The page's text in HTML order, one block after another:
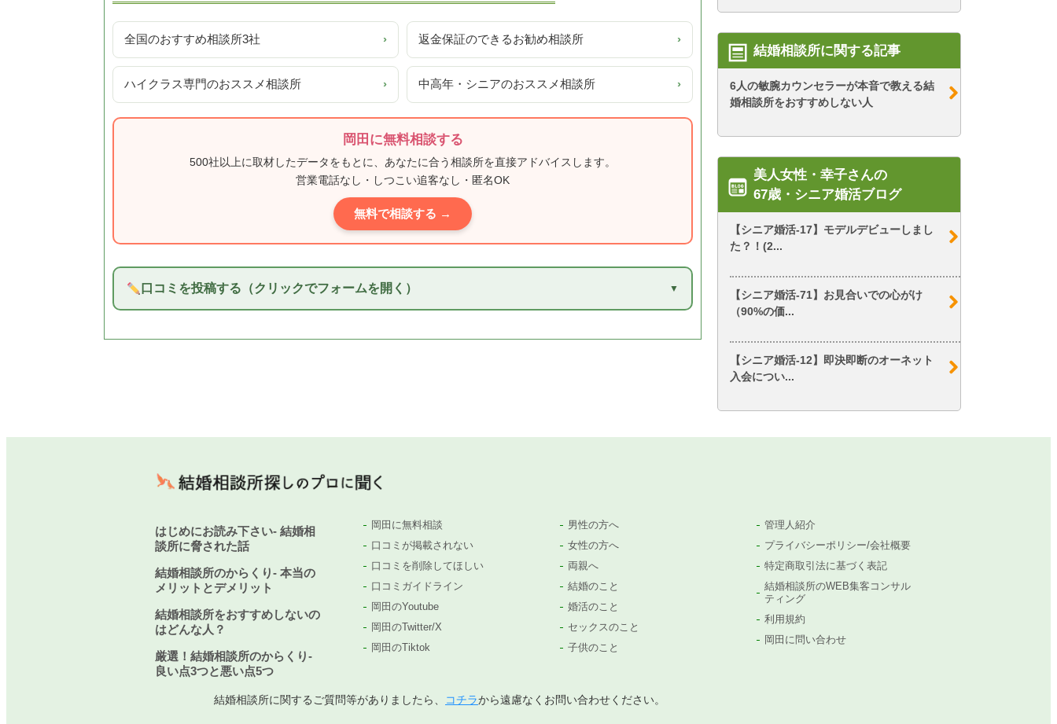
全国のおすすめ相談所3社 › 返金保証のできるお勧め相談所 ›
ハイクラス専門のおススメ相談所 › 中高年・シニアのおススメ相談所 ›
岡田に無料相談する
500社以上に取材したデータをもとに、あなたに合う相談所を直接アドバイスします。
営業電話なし・しつこい追客なし・匿名OK
無料で相談する →
口コミを投稿する（クリックでフォームを開く）
結婚相談所に関する記事
6人の敏腕カウンセラーが本音で教える結
婚相談所をおすすめしない人
美人女性・幸子さんの
67歳・シニア婚活ブログ
【シニア婚活-17】モデルデビューしまし
た？！(2...
【シニア婚活-71】お見合いでの心がけ
（90%の価...
【シニア婚活-12】即決即断のオーネット
入会につい...
はじめにお読み下さい- 結婚相
談所に脅された話
結婚相談所のからくり- 本当の
メリットとデメリット
結婚相談所をおすすめしないの
はどんな人？
厳選！結婚相談所のからくり-
良い点3つと悪い点5つ
岡田に無料相談
口コミが掲載されない
口コミを削除してほしい
口コミガイドライン
岡田のYoutube
岡田のTwitter/X
岡田のTiktok
男性の方へ
女性の方へ
両親へ
結婚のこと
婚活のこと
セックスのこと
子供のこと
管理人紹介
プライバシーポリシー/会社概要
特定商取引法に基づく表記
結婚相談所のWEB集客コンサル
ティング
利用規約
岡田に問い合わせ
結婚相談所に関するご質問等がありましたら、 コチラから遠慮なくお問い合わせください。